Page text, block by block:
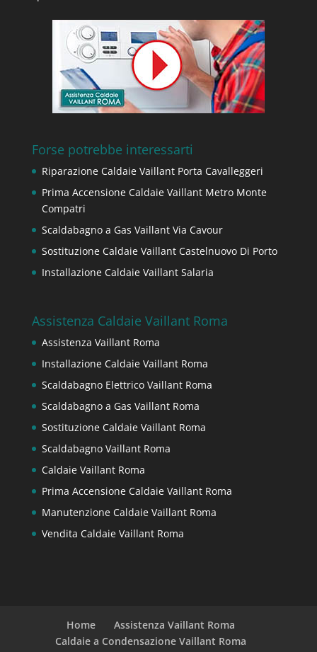
Forse potrebbe interessarti
Riparazione Caldaie Vaillant Porta Cavalleggeri
Prima Accensione Caldaie Vaillant Metro Monte
Compatri
Scaldabagno a Gas Vaillant Via Cavour
Sostituzione Caldaie Vaillant Castelnuovo Di Porto
Installazione Caldaie Vaillant Salaria
Assistenza Caldaie Vaillant Roma
Assistenza Vaillant Roma
Installazione Caldaie Vaillant Roma
Scaldabagno Elettrico Vaillant Roma
Scaldabagno a Gas Vaillant Roma
Sostituzione Caldaie Vaillant Roma
Scaldabagno Vaillant Roma
Caldaie Vaillant Roma
Prima Accensione Caldaie Vaillant Roma
Manutenzione Caldaie Vaillant Roma
Vendita Caldaie Vaillant Roma
Home
Assistenza Vaillant Roma
Caldaie a Condensazione Vaillant Roma